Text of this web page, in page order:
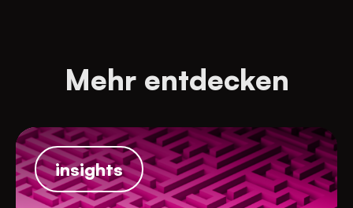
Mehr entdecken
insights